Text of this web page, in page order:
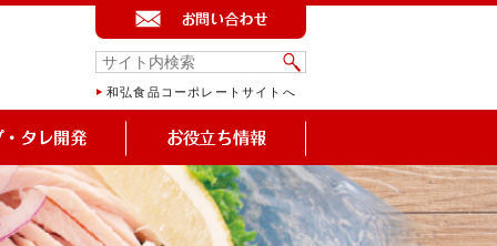
和弘食品コーポレートサイトへ